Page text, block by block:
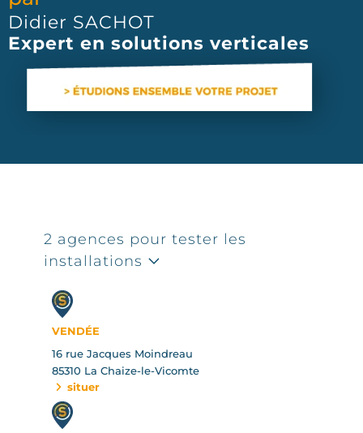
Didier SACHOT
Expert en solutions verticales
2 agences pour tester les
installations
VENDÉE
16 rue Jacques Moindreau
85310 La Chaize-le-Vicomte
situer